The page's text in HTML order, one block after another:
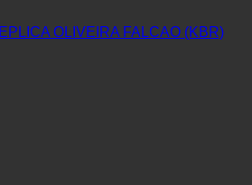
OLIVEIRA FALCAO (KBR)